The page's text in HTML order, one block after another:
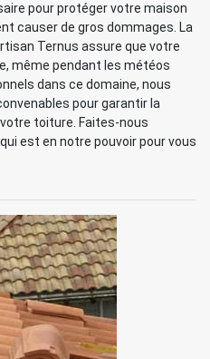
pour protéger votre maison
causer de gros dommages. La
Ternus assure que votre
même pendant les météos
dans ce domaine, nous
pour garantir la
toiture. Faites-nous
est en notre pouvoir pour vous